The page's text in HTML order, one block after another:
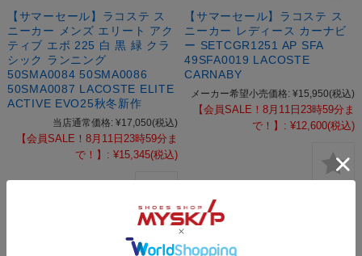
【サマーセール】ラコステ ス
ニーカー メンズ エリート アク
ティブ エボ 225 白 黒 緑 クラ
シック ランニング
50SMA0084 50SMA0086
50SMA0087 LACOSTE ELITE
ACTIVE EVO25秋冬新作
当店通常価格: ¥17,050(税込)
【会員SALE！8月11日23時59分ま
で！】: ¥15,345(税込)
【サマーセール】ラコステ ス
ニーカー レディース カーナビ
ー SETCGR1251 AP SFA
49SFA0019 LACOSTE
CARNABY
メーカー希望小売価格: ¥15,950(税込)
【会員SALE！8月11日23時59分ま
で！】: ¥12,600(税込)